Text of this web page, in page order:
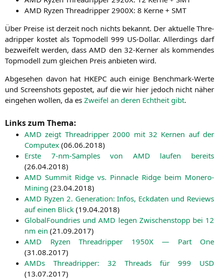
AMD Ryzen Thre­ad­rip­per 2900X: 8 Ker­ne + SMT
Über Prei­se ist der­zeit noch nichts bekannt. Der aktu­el­le Thre­
ad­rip­per kos­tet als Top­mo­dell 999 US-Dol­lar. Aller­dings darf
bezwei­felt wer­den, dassAMD den 32-Ker­ner als kom­men­des
Top­mo­dell zum glei­chen Preis anbie­ten wird.
Abge­se­hen davon hat HKEPC auch eini­ge Bench­mark-Wer­te
und Screen­shots gepos­tet, auf die wir hier jedoch nicht näher
ein­ge­hen wol­len, da es Zwei­fel an deren Echt­heit gibt.
Links zum Thema:
AMD zeigt Thre­ad­rip­per 2000 mit 32 Ker­nen auf der
Com­putex (06.06.2018)
Ers­te 7‑nm-Samples von AMD lau­fen bereits
(26.04.2018)
AMD Sum­mit Ridge vs. Pin­na­cle Ridge beim Mone­ro-
Mining (23.04.2018)
AMD Ryzen 2. Gene­ra­ti­on: Infos, Eck­da­ten und Reviews
auf einen Blick (19.04.2018)
Glo­bal­Found­ries undAMD legen Zwi­schen­stopp bei 12
nm ein (21.09.2017)
AMD Ryzen Thre­ad­rip­per 1950X— Part One
(31.08.2017)
AMDs Thre­ad­rip­per: 32 Threads für 999 USD
(13.07.2017)